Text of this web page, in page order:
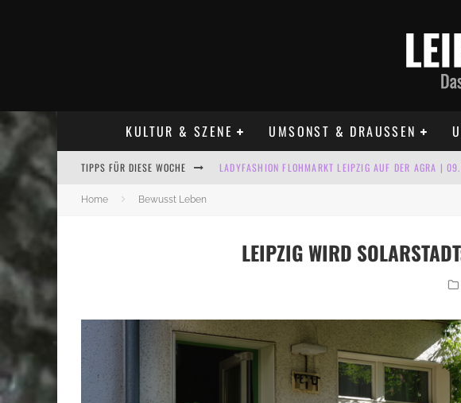
KULTUR & SZENE UMSONST & DRAUSSEN
TIPPS FÜR DIESE WOCHE LADYFASHION FLOHMARKT LEIPZIG AUF DER AGRA |
ALLE FLOHMARKT LEIPZIG AUGUST TERMINE 2026
ALLE FLOHMARKT & TRÖDELMARKT TERMINE LEIPZIG
Home Bewusst Leben
LEIPZIG WIRD